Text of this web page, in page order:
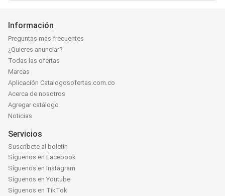
Información
Preguntas más frecuentes
¿Quieres anunciar?
Todas las ofertas
Marcas
Aplicación Catalogosofertas.com.co
Acerca de nosotros
Agregar catálogo
Noticias
Servicios
Suscríbete al boletín
Síguenos en Facebook
Síguenos en Instagram
Síguenos en Youtube
Síguenos en TikTok